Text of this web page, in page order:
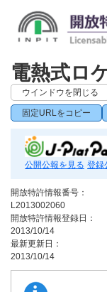
電熱式ロ
ウインドウを閉じる
固定URLをコピー
公開公報を見る 登録
開放特許情報番号：
L2013002060
開放特許情報登録日：
2013/10/14
最新更新日：
2013/10/14